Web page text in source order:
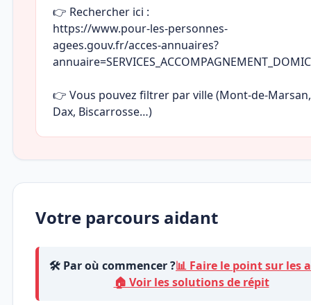
👉 Rechercher ici :
https://www.pour-les-personnes-
agees.gouv.fr/acces-annuaires?
👉 Vous pouvez filtrer par ville (Mont-de-Marsan,
Dax, Biscarrosse…)
Votre parcours aidant
🛠️ Par où commencer ?📊 Faire le point sur les
🏠 Voir les solutions de répit